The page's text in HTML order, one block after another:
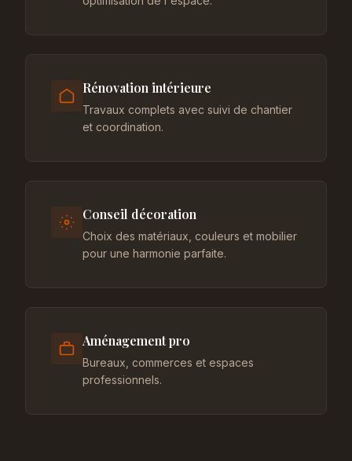
Rénovation intérieure
Travaux complets avec suivi de chantier
et coordination.
Conseil décoration
Choix des matériaux, couleurs et mobilier
pour une harmonie parfaite.
Aménagement pro
Bureaux, commerces et espaces
professionnels.